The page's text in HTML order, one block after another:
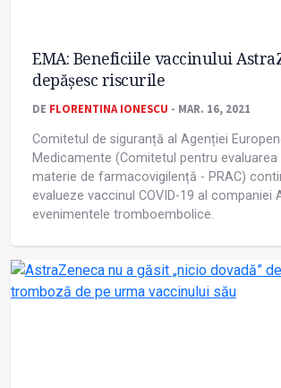
EMA: Beneficiile vaccinului
depășesc riscurile
DE FLORENTINA IONESCU - MAR. 16, 2021
Comitetul de siguranță al Agenției
Medicamente (Comitetul pentru evaluarea
materie de farmacovigilență - PRAC)
evalueze vaccinul COVID-19 al companiei
evenimentele tromboembolice.